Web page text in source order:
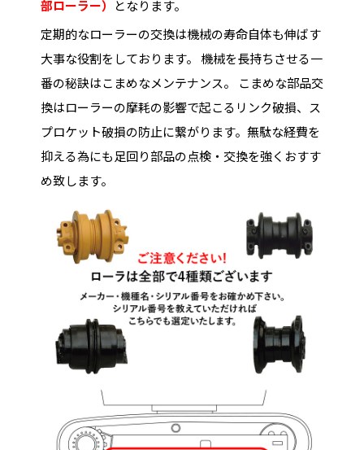
部ローラー）
となります。
定期的なローラーの交換は機械の寿命自体も伸ばす
大事な役割をしております。 機械を長持ちさせる一
番の秘訣はこまめなメンテナンス。 こまめな部品交
換はローラーの摩耗の影響で起こるリンク破損、ス
プロケット破損の防止に繋がります。無駄な経費を
抑える為にも足回り部品の点検・交換を強くおすす
め致します。